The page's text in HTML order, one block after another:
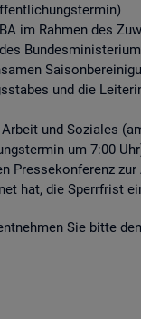
im Rah­men des
und die
und So­zia­les
um 7:00
Pres­se­kon­fe­renz
hat, die Sperr­frist
Sie bitte